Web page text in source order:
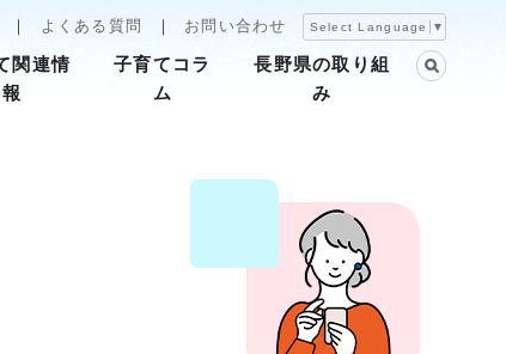
よくある質問 お問い合わせ Select Language ▼
関連情
報
子育てコラ
ム
長野県の取り組
み